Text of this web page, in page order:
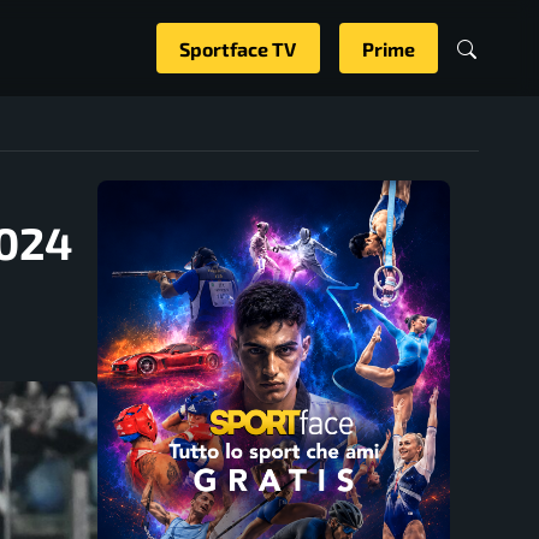
Sportface TV Prime